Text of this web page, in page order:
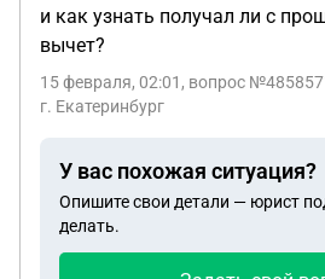
и как узнать получал ли с
вычет?
15 февраля, 02:01 , вопрос
г. Екатеринбург
У вас похожая ситуация?
Опишите свои детали — юрист
делать.